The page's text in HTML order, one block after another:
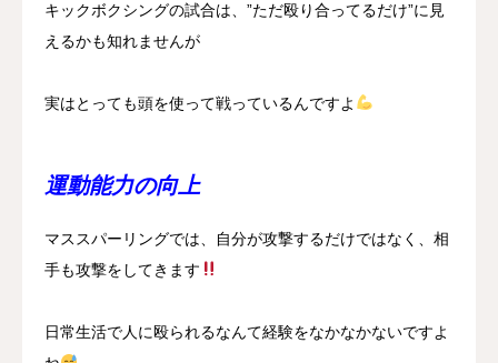
キックボクシングの試合は、”ただ殴り合ってるだけ”に見
えるかも知れませんが
実はとっても頭を使って戦っているんですよ
運動能力の向上
マススパーリングでは、自分が攻撃するだけではなく、相
手も攻撃をしてきます
日常生活で人に殴られるなんて経験をなかなかないですよ